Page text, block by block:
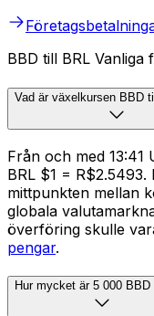
BBD till BRL Vanliga
Vad är växelkursen BBD
Från och med 13:41
BRL $1 =
mittpunkten mellan
globala
överföring skulle
pengar.
Hur mycket är 5 000 BBD